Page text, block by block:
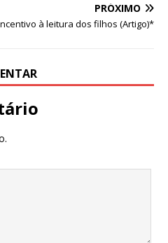
PRÓXIMO
à leitura dos filhos (Artigo)*